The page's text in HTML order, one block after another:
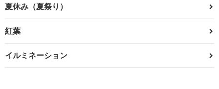
夏休み（夏祭り）
紅葉
イルミネーション